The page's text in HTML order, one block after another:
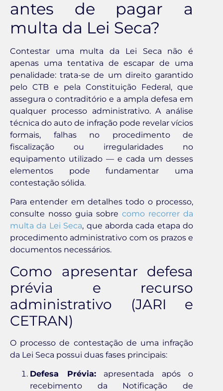
antes de pagar a
multa da Lei Seca?
Contestar uma multa da Lei Seca não é
apenas uma tentativa de escapar de uma
penalidade: trata-se de um direito garantido
pelo CTB e pela Constituição Federal, que
assegura o contraditório e a ampla defesa em
qualquer processo administrativo. A análise
técnica do auto de infração pode revelar vícios
formais, falhas no procedimento de
fiscalização ou irregularidades no
equipamento utilizado — e cada um desses
elementos pode fundamentar uma
contestação sólida.
Para entender em detalhes todo o processo,
consulte nosso guia sobre como recorrer da
multa da Lei Seca, que aborda cada etapa do
procedimento administrativo com os prazos e
documentos necessários.
Como apresentar defesa
prévia e recurso
administrativo (JARI e
CETRAN)
O processo de contestação de uma infração
da Lei Seca possui duas fases principais:
Defesa Prévia:apresentada após o
recebimento da Notificação de